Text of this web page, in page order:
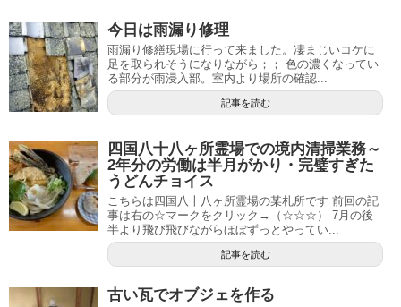
今日は雨漏り修理
雨漏り修繕現場に行って来ました。凄まじいコケに
足を取られそうになりながら；； 色の濃くなってい
る部分が雨浸入部。室内より場所の確認...
記事を読む
四国八十八ヶ所霊場での境内清掃業務～
2年分の労働は半月がかり・完璧すぎた
うどんチョイス
こちらは四国八十八ヶ所霊場の某札所です 前回の記
事は右の☆マークをクリック→（☆☆☆） 7月の後
半より飛び飛びながらほぼずっとやってい...
記事を読む
古い瓦でオブジェを作る